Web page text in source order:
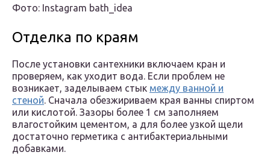
Фото: Instagram bath_idea
Отделка по краям
После установки сантехники включаем кран и
проверяем, как уходит вода. Если проблем не
возникает, заделываем стык между ванной и
стеной. Сначала обезжириваем края ванны спиртом
или кислотой. Зазоры более 1 см заполняем
влагостойким цементом, а для более узкой щели
достаточно герметика с антибактериальными
добавками.